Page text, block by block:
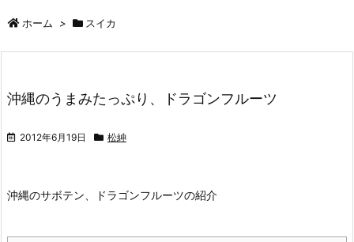
ホーム > スイカ
沖縄のうまみたっぷり、ドラゴンフルーツ
2012年6月19日 松紳
沖縄のサボテン、ドラゴンフルーツの紹介